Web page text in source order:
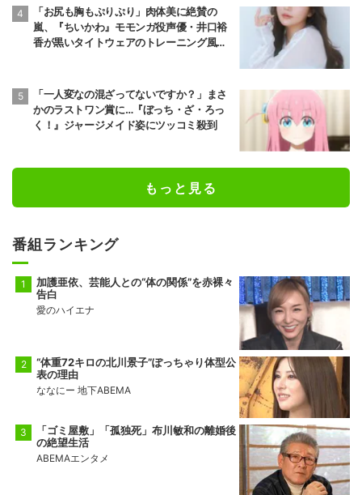
「お尻も胸もぷりぷり」肉体美に絶賛の
嵐、『ちいかわ』モモンガ役声優・井口裕
香が黒いタイトウェアのトレーニング風景
「一人変なの混ざってないですか？」まさ
かのラストワン賞に…『ぼっち・ざ・ろっ
く！』ジャージメイド姿にツッコミ殺到
もっと見る
番組ランキング
加護亜依、芸能人との“体の関係”を赤裸々
告白
愛のハイエナ
“体重72キロの北川景子”ぽっちゃり体型公
表の理由
ななにー 地下ABEMA
「ゴミ屋敷」「孤独死」布川敏和の離婚後
の絶望生活
ABEMAエンタメ